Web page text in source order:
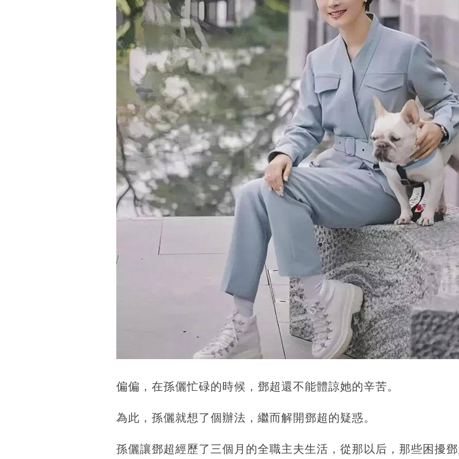
偏偏，在孫儷忙碌的時候，鄧超還不能體諒她的辛苦。
為此，孫儷就想了個辦法，繼而解開鄧超的疑惑。
孫儷讓鄧超經歷了三個月的全職主夫生活，從那以后，那些困擾